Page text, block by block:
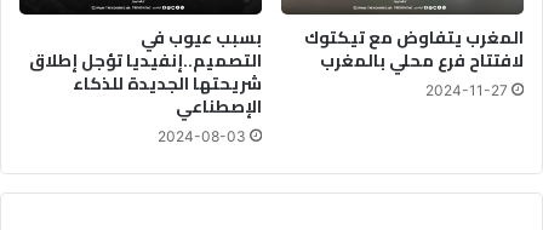
المغرب يتفاوض مع تيكتوك
لافتتاح فرع محلي بالمغرب
2024-11-27
بسبب عيوب في
التصميم..إنفيديا تؤجل إطلاق
شريحتها الجديدة للذكاء
الإصطناعي
2024-08-03